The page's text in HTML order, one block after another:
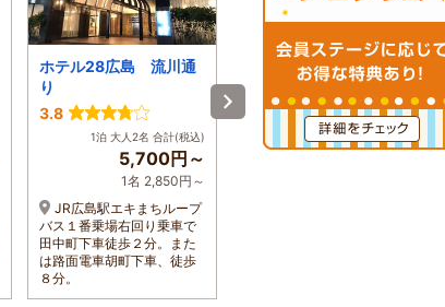
ホテル28広島 流川通
り
3.8
1泊 大人2名 合計(税込)
5,700円～
1名 2,850円～
JR広島駅エキまちループ
バス１番乗場右回り乗車で
田中町下車徒歩２分。また
は路面電車胡町下車、徒歩
８分。
おうちホテル横川
-
1泊 大人2名 合計(税込)
7,200円～